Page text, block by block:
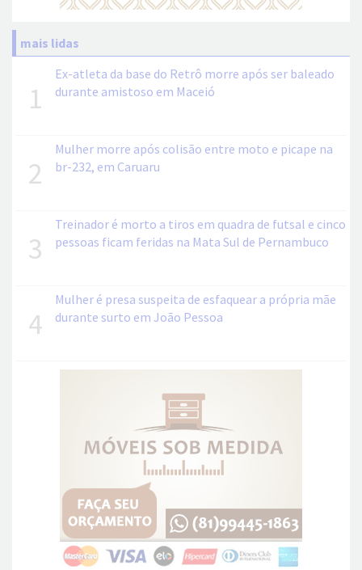
mais lidas
1
Ex-atleta da base do Retrô morre após ser baleado
durante amistoso em Maceió
2
Mulher morre após colisão entre moto e picape na
br-232, em Caruaru
3
Treinador é morto a tiros em quadra de futsal e cinco
pessoas ficam feridas na Mata Sul de Pernambuco
4
Mulher é presa suspeita de esfaquear a própria mãe
durante surto em João Pessoa